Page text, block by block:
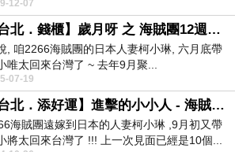
12-07
【台北．錢櫃】歲月呀 之 海賊團12週年聚 !!!!!
, 咱2266海賊團的日本人妻柯小琳, 六月底帶
唯太回來台灣了 ~ 去年9月聚...
07-19
【台北．添好運】進擊的小小人 - 海賊團11週年聚 !!!!!
海賊團遠嫁到日本的人妻柯小琳 ,9月初又帶
將太回來台灣了 !!! 上一次見面已經是10個...